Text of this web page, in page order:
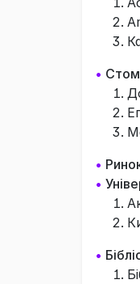
•
•
•
•